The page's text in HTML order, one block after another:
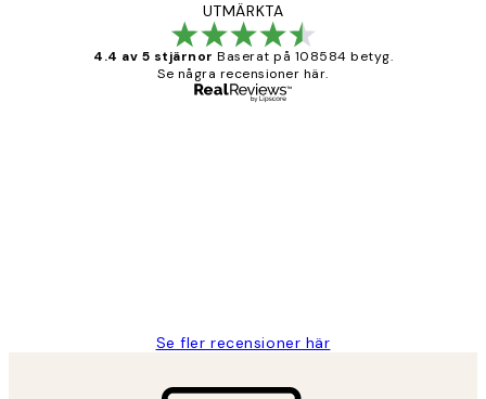
UTMÄRKTA
4.4 av 5 stjärnor Baserat på 108584 betyg.
Se några recensioner här.
Se fler recensioner här